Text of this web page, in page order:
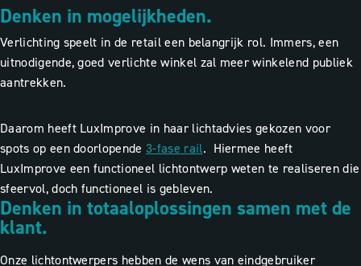
Denken in mogelijkheden.
Verlichting speelt in de retail een belangrijk rol. Immers, een
uitnodigende, goed verlichte winkel zal meer winkelend publiek
aantrekken.
Daarom heeft LuxImprove in haar lichtadvies gekozen voor
spots op een doorlopende3-fase rail. Hiermee heeft
LuxImprove een functioneel lichtontwerp weten te realiseren die
sfeervol, doch functioneel is gebleven.
Denken in totaaloplossingen samen met de
klant.
Onze lichtontwerpers hebben de wens van eindgebruiker